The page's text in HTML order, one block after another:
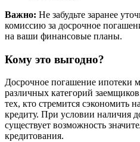
Важно: Не забудьте заранее
комиссию за досрочное
на ваши финансовые планы.
Кому это выгодно?
Досрочное погашение ипотеки
различных категорий
тех, кто стремится сэкономить
кредиту. При условии наличия
существует возможность
кредитования.